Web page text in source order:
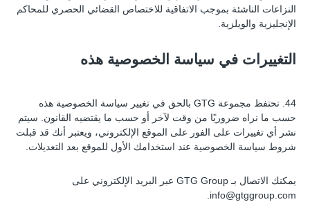
النزاعات الناشئة بموجب الاتفاقية للاختصاص القضائي الحصري للمحاكم
الإنجليزية والويلزية.
التغييرات في سياسة الخصوصية هذه
44. تحتفظ مجموعة GTG بالحق في تغيير سياسة الخصوصية هذه
حسب ما نراه ضروريًا من وقت لآخر أو حسب ما يقتضيه القانون. سيتم
نشر أي تغييرات على الفور على الموقع الإلكتروني، ويعتبر أنك قد قبلت
شروط سياسة الخصوصية عند استخدامك الأول للموقع بعد التعديلات.
يمكنك الاتصال بـ GTG Group عبر البريد الإلكتروني على
info@gtggroup.com
.